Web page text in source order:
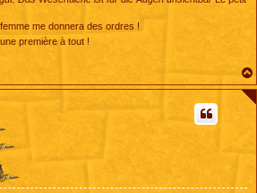
me donnera des ordres !
première à tout !